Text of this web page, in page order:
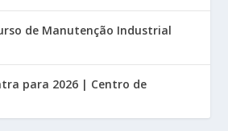
de Manutenção Industrial
para 2026 | Centro de